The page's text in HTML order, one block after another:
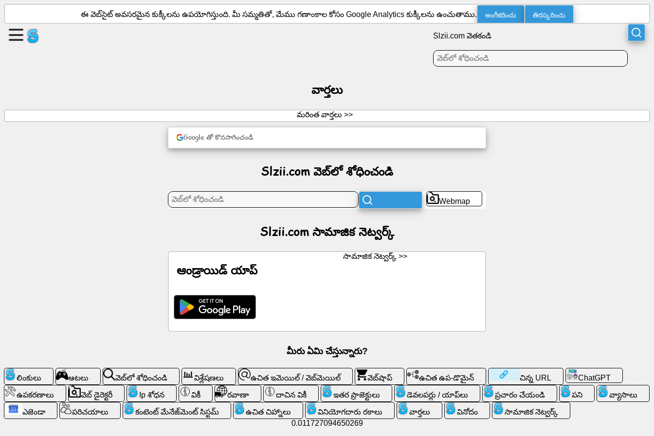
ఒక
ఆటలు
వెబ్‌లో
శోధించండి
ఈ వెబ్‌సైట్ అవసరమైన కుక్కీలను ఉపయోగిస్తుంది. మీ సమ్మతితో, మేము గణాంకాల కోసం Google Analytics కుక్కీలను ఉంచుతాము. అంగీకరించు తిరస్కరించు
Slzii.com వెతకండి
వార్తలు
మరింత వార్తలు >>
Google తో కొనసాగించండి
Slzii.com వెబ్‌లో శోధించండి
Webmap
Slzii.com సామాజిక నెట్వర్క్
ఆండ్రాయిడ్ యాప్
సామాజిక నెట్వర్క్ >>
మీరు ఏమి చేస్తున్నారు?
లింకులు ఆటలు వెబ్‌లో శోధించండి విశ్లేషణలు ఉచిత ఇమెయిల్ / వెబ్‌మెయిల్ వెబ్‌షాప్ ఉచిత ఉప-డొమైన్ చిన్న URL ChatGPT
ఉపకరణాలు వెబ్ డైరెక్టరీ Ip శోధన వికీ రవాణా దాచిన వికీ ఇతర ప్రాజెక్టులు డెవలపర్లు / యాప్‌లు ప్రచారం చేయండి పని వ్యాసాలు
ఎజెండా పరిచయాలు కంటెంట్ మేనేజ్‌మెంట్ సిస్టమ్ ఉచిత చిహ్నాలు వినియోగదారు రకాలు వార్తలు వినోదం
సామాజిక నెట్వర్క్
0.011727094650269